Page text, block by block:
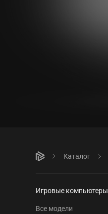
Каталог
Игровые компьютеры
Все модели